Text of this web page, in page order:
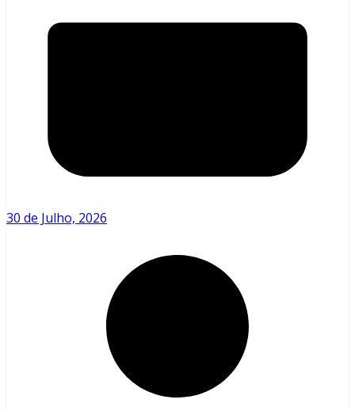
30 de Julho, 2026